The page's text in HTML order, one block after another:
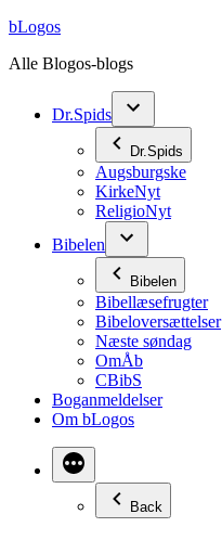
Videre
indhold
bLogos
Alle Blogos-blogs
Dr.Spids
Dr.Spids
Augsburgske
KirkeNyt
ReligioNyt
Bibelen
Bibelen
Bibellæsefrugter
Bibeloversættelser
Næste søndag
OmÅb
CBibS
Boganmeldelser
Om bLogos
Back